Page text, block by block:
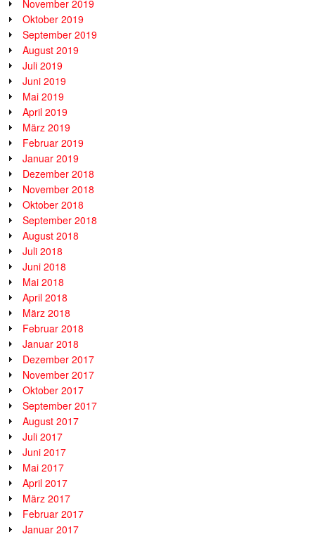
November 2019
Oktober 2019
September 2019
August 2019
Juli 2019
Juni 2019
Mai 2019
April 2019
März 2019
Februar 2019
Januar 2019
Dezember 2018
November 2018
Oktober 2018
September 2018
August 2018
Juli 2018
Juni 2018
Mai 2018
April 2018
März 2018
Februar 2018
Januar 2018
Dezember 2017
November 2017
Oktober 2017
September 2017
August 2017
Juli 2017
Juni 2017
Mai 2017
April 2017
März 2017
Februar 2017
Januar 2017